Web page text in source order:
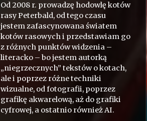
Od 2008 r. prowadzę hodowlę kotów
rasy Peterbald, od tego czasu
jestem zafascynowana światem
kotów rasowych i przedstawiam go
z różnych punktów widzenia –
literacko – bo jestem autorką
„niegrzecznych” tekstów o kotach,
ale i poprzez różne techniki
wizualne, od fotografii, poprzez
grafikę akwarelową, aż do grafiki
cyfrowej, a ostatnio również AI.